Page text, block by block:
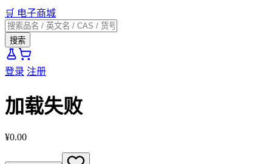
🛒 电子商城
搜索
登录 注册
加载失败
¥0.00